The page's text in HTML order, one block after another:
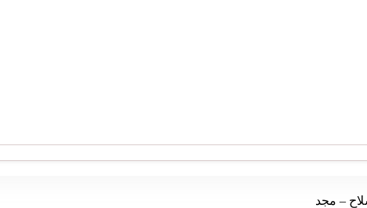
– مجد